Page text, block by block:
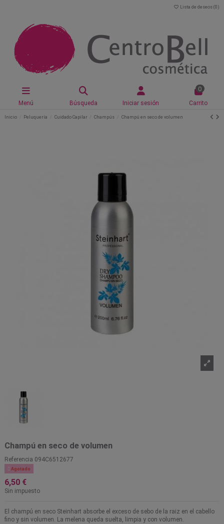
Lista de deseos (0 )
Menú Búsqueda Iniciar sesión
0
Carrito
Inicio Peluquería Cuidado Capilar Champús Champú en seco de volumen
Champú en seco de volumen
Referencia 094C6512677
 Agotado
6,50 €
Sin impuesto
El champú en seco Steinhart absorbe el exceso de sebo de la raiz en el cabello
fino y sin volumen. La melena queda suelta, limpia y con volumen.